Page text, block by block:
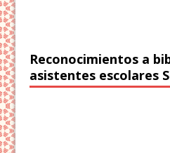
Reconocimientos a
asistentes escolares